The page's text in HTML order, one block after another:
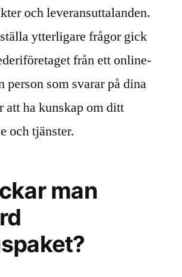
och leveransuttalanden.
ytterligare frågor gick
från ett online-
person som svarar på dina
att ha kunskap om ditt
och tjänster.
man